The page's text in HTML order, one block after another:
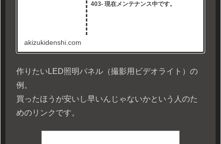
403- 現在メンテナンス中です。
akizukidenshi.com
作りたいLED照明パネル（撮影用ビデオライト）の
例。
買ったほうが安いし早いんじゃないかという人のた
めのリンクです。